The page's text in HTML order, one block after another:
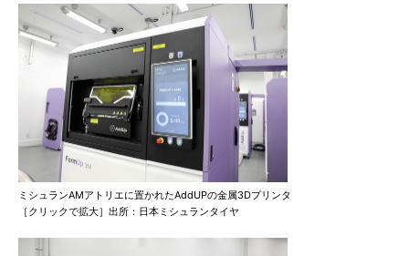
ミシュランAMアトリエに置かれたAddUPの金属3Dプリンタ
［クリックで拡大］出所：日本ミシュランタイヤ